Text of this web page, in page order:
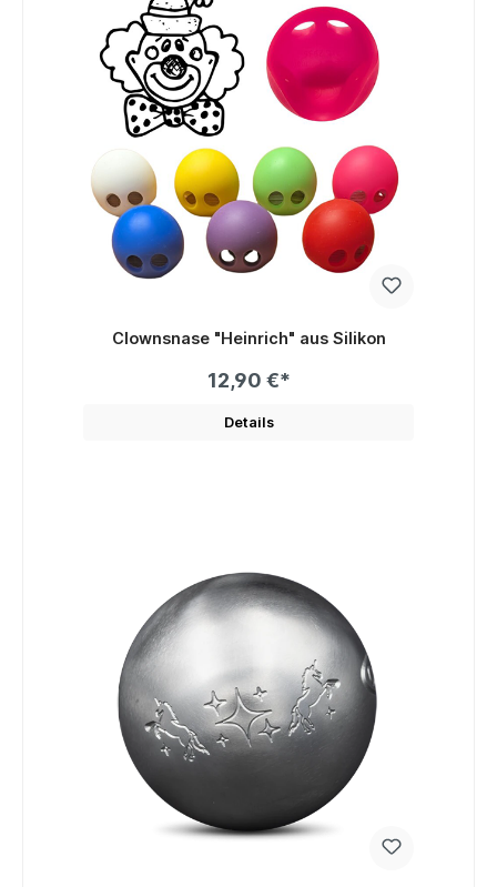
Clownsnase "Heinrich" aus Silikon
12,90 €*
Details